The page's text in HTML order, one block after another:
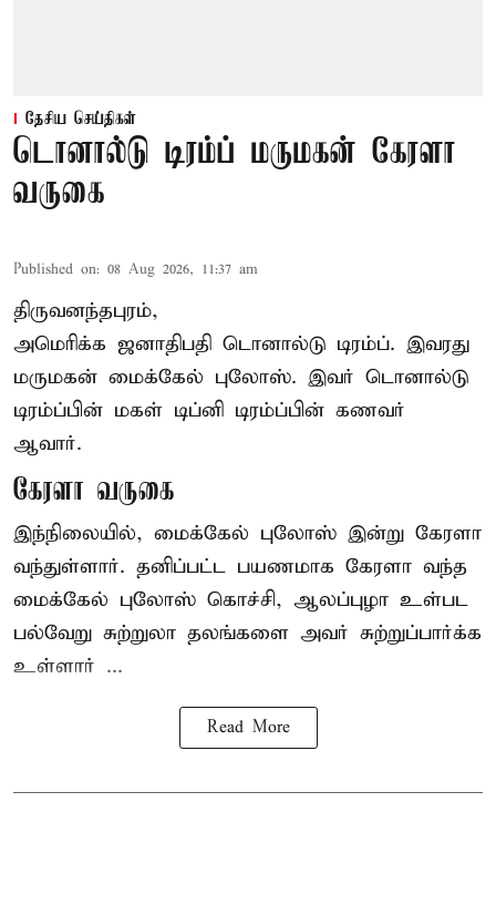
தேசிய செய்திகள்
டொனால்டு டிரம்ப் மருமகன் கேரளா
வருகை
Published on: 08 Aug 2026, 11:37 am
திருவனந்தபுரம்,
அமெரிக்க ஜனாதிபதி டொனால்டு டிரம்ப். இவரது
மருமகன் மைக்கேல் புலோஸ். இவர் டொனால்டு
டிரம்ப்பின் மகள் டிப்னி டிரம்ப்பின் கணவர்
ஆவார்.
கேரளா வருகை
இந்நிலையில், மைக்கேல் புலோஸ் இன்று கேரளா
வந்துள்ளார். தனிப்பட்ட பயணமாக கேரளா வந்த
மைக்கேல் புலோஸ் கொச்சி, ஆலப்புழா உள்பட
பல்வேறு சுற்றுலா தலங்களை அவர் சுற்றுப்பார்க்க
உள்ளார் ...
Read More